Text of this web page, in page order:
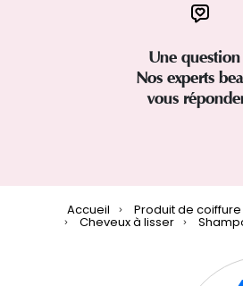
Une question
Nos experts
vous
Accueil Produit de coiffure
Cheveux à lisser